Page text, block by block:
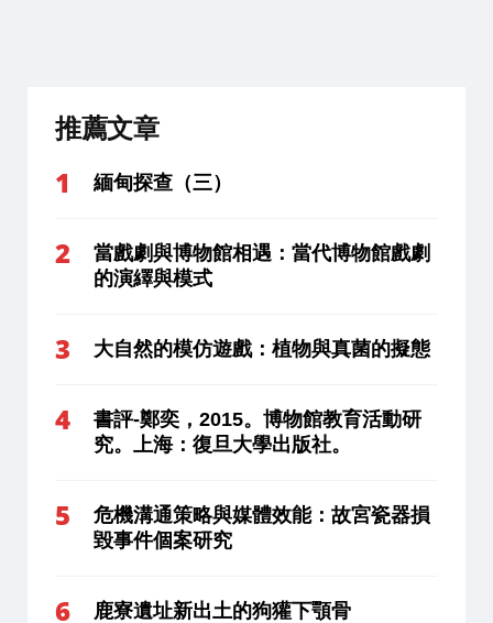
推薦文章
緬甸探查（三）
當戲劇與博物館相遇：當代博物館戲劇
的演繹與模式
大自然的模仿遊戲：植物與真菌的擬態
書評-鄭奕，2015。博物館教育活動研
究。上海：復旦大學出版社。
危機溝通策略與媒體效能：故宮瓷器損
毀事件個案研究
鹿寮遺址新出土的狗獾下顎骨